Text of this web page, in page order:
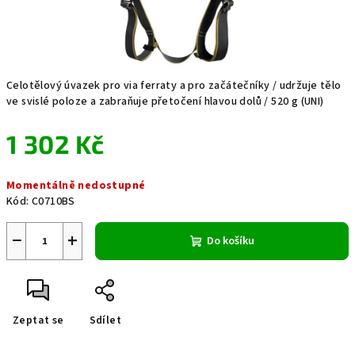
Celotělový úvazek pro via ferraty a pro začátečníky / udržuje tělo
ve svislé poloze a zabraňuje přetočení hlavou dolů / 520 g (UNI)
1 302 Kč
cena:
Momentálně nedostupné
Kód: C0710BS
+
− Do košíku
Zeptat se Sdílet